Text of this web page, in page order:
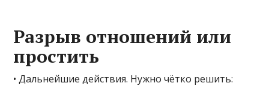
Разрыв отношений или
простить
• Дальнейшие действия. Нужно чётко решить: